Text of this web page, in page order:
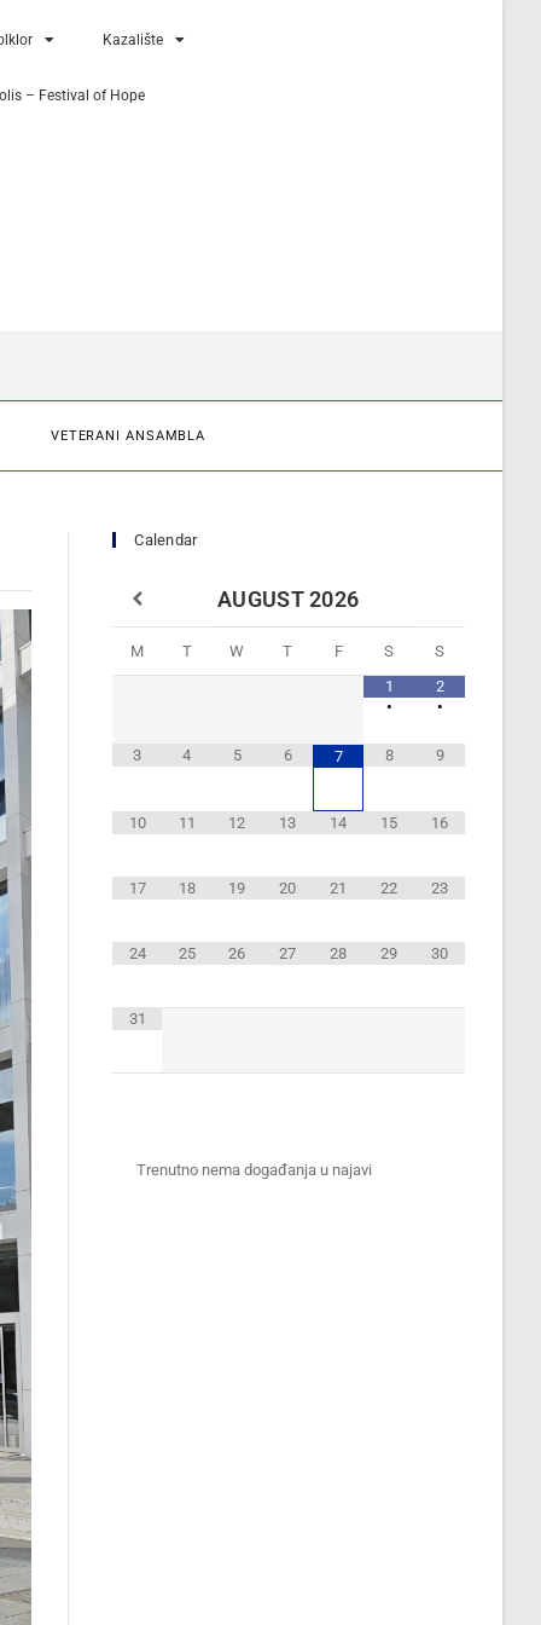
Kazalište
– Festival of Hope
VETERANI ANSAMBLA
Calendar
AUGUST 2026
M T W T F S
S
1
•
2
•
3 4 5 6 7 8 9
10 11 12 13 14 15 16
17 18 19 20 21 22 23
24 25 26 27 28 29 30
31
Trenutno nema događanja u najavi